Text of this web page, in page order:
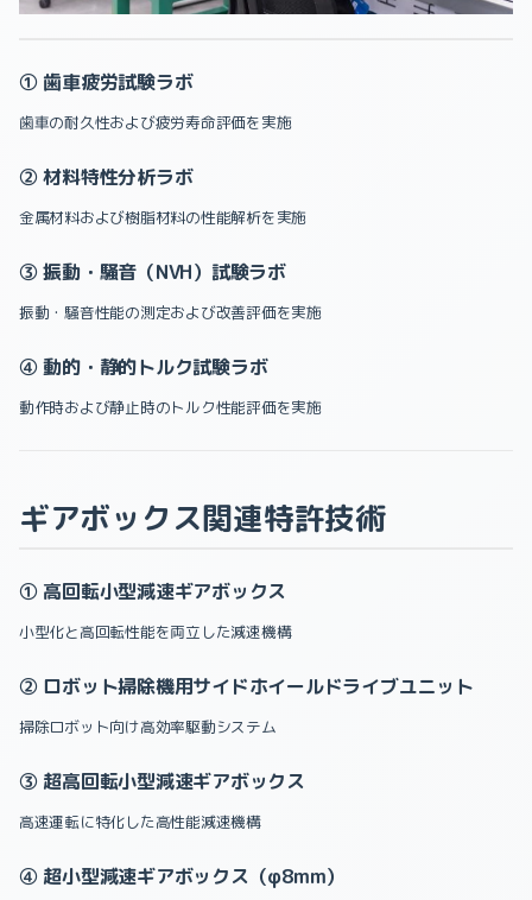
① 歯車疲労試験ラボ
歯車の耐久性および疲労寿命評価を実施
② 材料特性分析ラボ
金属材料および樹脂材料の性能解析を実施
③ 振動・騒音（NVH）試験ラボ
振動・騒音性能の測定および改善評価を実施
④ 動的・静的トルク試験ラボ
動作時および静止時のトルク性能評価を実施
ギアボックス関連特許技術
① 高回転小型減速ギアボックス
小型化と高回転性能を両立した減速機構
② ロボット掃除機用サイドホイールドライブユニット
掃除ロボット向け高効率駆動システム
③ 超高回転小型減速ギアボックス
高速運転に特化した高性能減速機構
④ 超小型減速ギアボックス（φ8mm）